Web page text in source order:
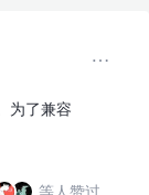
为了兼容
等人赞过